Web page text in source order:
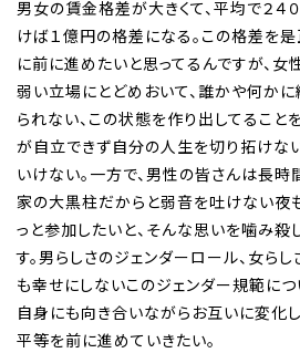
男女の賃金格差が大きくて、平均で２４
けば１億円の格差になる。この格差を是
に前に進めたいと思ってるんですが、
弱い立場にとどめおいて、誰かや何かに
られない、この状態を作り出してること
が自立できず自分の人生を切り拓けな
いけない。一方で、男性の皆さんは長時
家の大黒柱だからと弱音を吐けない夜
っと参加したいと、そんな思いを噛み殺
す。男らしさのジェンダーロール、女ら
も幸せにしないこのジェンダー規範につ
自身にも向き合いながらお互いに変化
平等を前に進めていきたい。